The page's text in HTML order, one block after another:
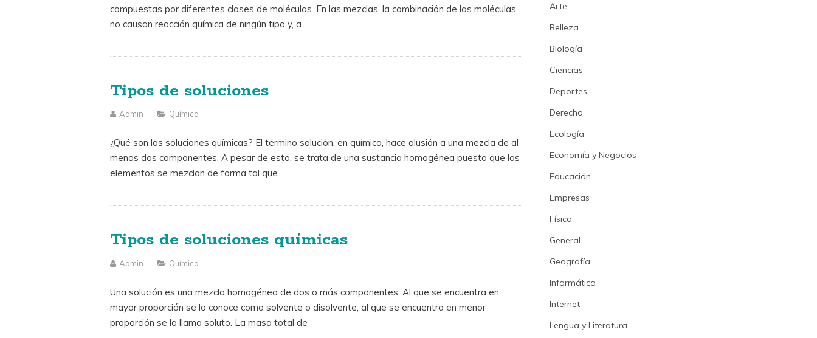
compuestas por diferentes clases de moléculas. En las mezclas, la combinación de las moléculas
no causan reacción química de ningún tipo y, a
Tipos de soluciones
Admin Química
¿Qué son las soluciones químicas? El término solución, en química, hace alusión a una mezcla de al
menos dos componentes. A pesar de esto, se trata de una sustancia homogénea puesto que los
elementos se mezclan de forma tal que
Tipos de soluciones químicas
Admin Química
Una solución es una mezcla homogénea de dos o más componentes. Al que se encuentra en
mayor proporción se lo conoce como solvente o disolvente; al que se encuentra en menor
proporción se lo llama soluto. La masa total de
Arte
Belleza
Biología
Ciencias
Deportes
Derecho
Ecología
Economía y Negocios
Educación
Empresas
Física
General
Geografía
Informática
Internet
Lengua y Literatura